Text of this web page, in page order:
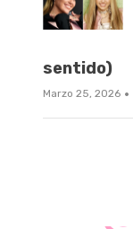
sentido)
Marzo 25, 2026 ·